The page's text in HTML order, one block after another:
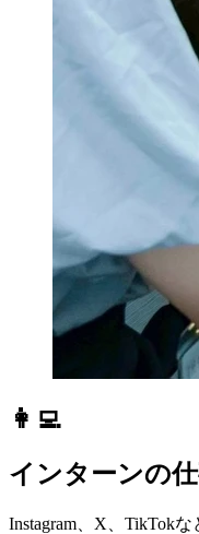
👩‍💻
インターンの
Instagram、X、TikTok